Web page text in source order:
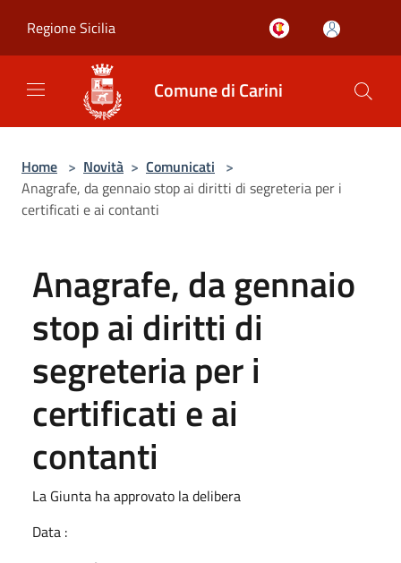
Regione Sicilia
Comune di Carini
Home > Novità > Comunicati >
Anagrafe, da gennaio stop ai diritti di segreteria per i
certificati e ai contanti
Anagrafe, da gennaio
stop ai diritti di
segreteria per i
certificati e ai
contanti
La Giunta ha approvato la delibera
Data :